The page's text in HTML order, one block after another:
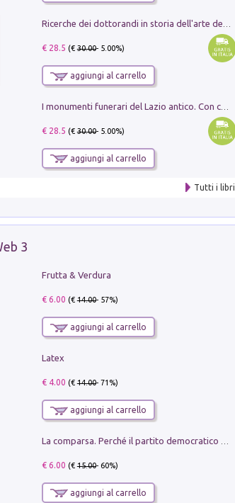
€ 28.5 (€30.00- 5.00%)
aggiungi al carrello
I monumenti funerari del Lazio antico. Con cartella con tavole
€ 28.5 (€30.00- 5.00%)
aggiungi al carrello
Tutti i libri
3
Frutta & Verdura
€ 6.00 (€14.00- 57%)
aggiungi al carrello
Latex
€ 4.00 (€14.00- 71%)
aggiungi al carrello
€ 6.00 (€15.00- 60%)
aggiungi al carrello